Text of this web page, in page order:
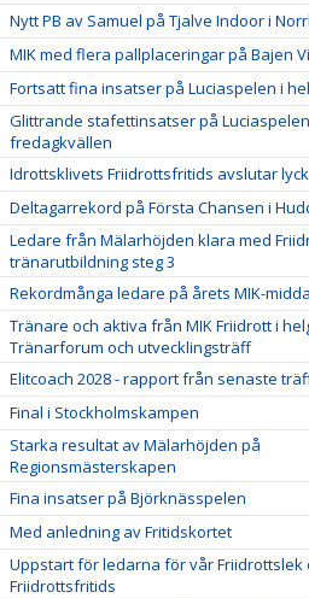
Nytt PB av Samuel på Tjalve Indoor i
MIK med flera pallplaceringar på Bajen
Fortsatt fina insatser på Luciaspelen i
Glittrande stafettinsatser på
fredagkvällen
Idrottsklivets Friidrottsfritids avslutar
Deltagarrekord på Första Chansen i
Ledare från Mälarhöjden klara med
tränarutbildning steg 3
Rekordmånga ledare på årets MIK-
Tränare och aktiva från MIK Friidrott i
Tränarforum och utvecklingsträff
Elitcoach 2028 - rapport från senaste
Final i Stockholmskampen
Starka resultat av Mälarhöjden på
Regionsmästerskapen
Fina insatser på Björknässpelen
Med anledning av Fritidskortet
Uppstart för ledarna för vår Friidrottslek
Friidrottsfritids